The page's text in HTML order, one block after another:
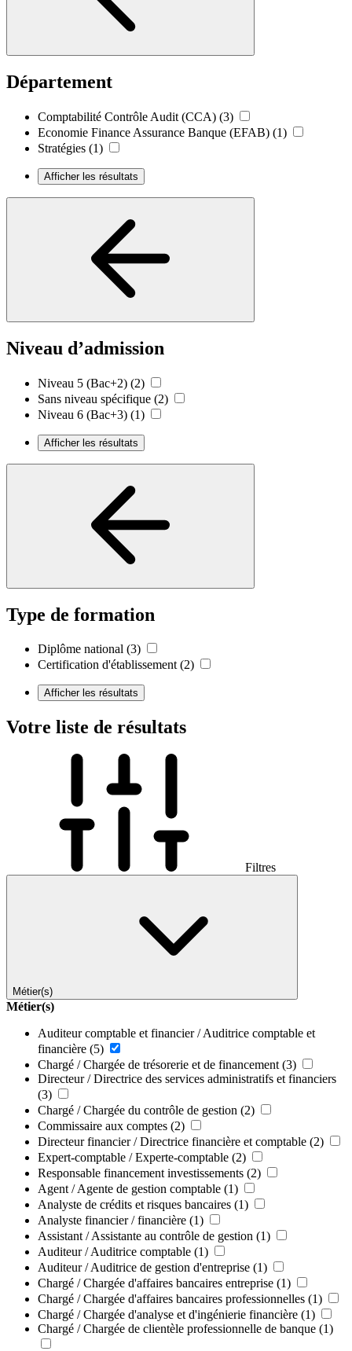
Département
Comptabilité Contrôle Audit (CCA) (3)
Economie Finance Assurance Banque (EFAB) (1)
Stratégies (1)
Afficher les résultats
Niveau d’admission
Niveau 5 (Bac+2) (2)
Sans niveau spécifique (2)
Niveau 6 (Bac+3) (1)
Afficher les résultats
Type de formation
Diplôme national (3)
Certification d'établissement (2)
Afficher les résultats
Votre liste de résultats
Filtres
Métier(s)
Métier(s)
Auditeur comptable et financier / Auditrice comptable et
financière (5)
Chargé / Chargée de trésorerie et de financement (3)
Directeur / Directrice des services administratifs et financiers
(3)
Chargé / Chargée du contrôle de gestion (2)
Commissaire aux comptes (2)
Directeur financier / Directrice financière et comptable (2)
Expert-comptable / Experte-comptable (2)
Responsable financement investissements (2)
Agent / Agente de gestion comptable (1)
Analyste de crédits et risques bancaires (1)
Analyste financier / financière (1)
Assistant / Assistante au contrôle de gestion (1)
Auditeur / Auditrice comptable (1)
Auditeur / Auditrice de gestion d'entreprise (1)
Chargé / Chargée d'affaires bancaires entreprise (1)
Chargé / Chargée d'affaires bancaires professionnelles (1)
Chargé / Chargée d'analyse et d'ingénierie financière (1)
Chargé / Chargée de clientèle professionnelle de banque (1)